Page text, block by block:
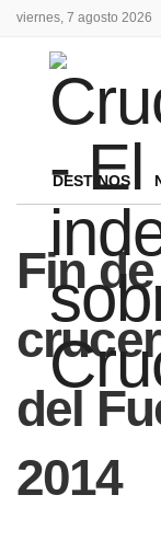
viernes, 7 agosto 2026
DESTINOS
Fin
del
2014